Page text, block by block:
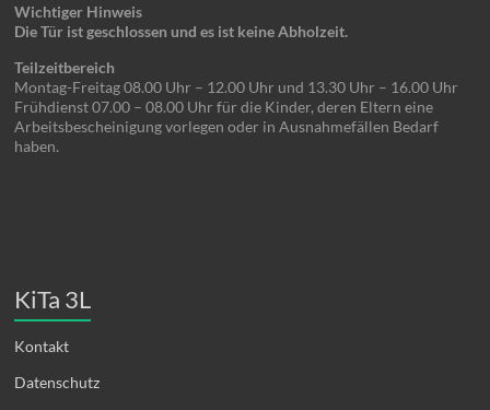
Wichtiger Hinweis
Die Tür ist geschlossen und es ist keine Abholzeit.
Teilzeitbereich
Montag-Freitag 08.00 Uhr – 12.00 Uhr und 13.30 Uhr – 16.00 Uhr
Frühdienst 07.00 – 08.00 Uhr für die Kinder, deren Eltern eine
Arbeitsbescheinigung vorlegen oder in Ausnahmefällen Bedarf
haben.
KiTa 3L
Kontakt
Datenschutz